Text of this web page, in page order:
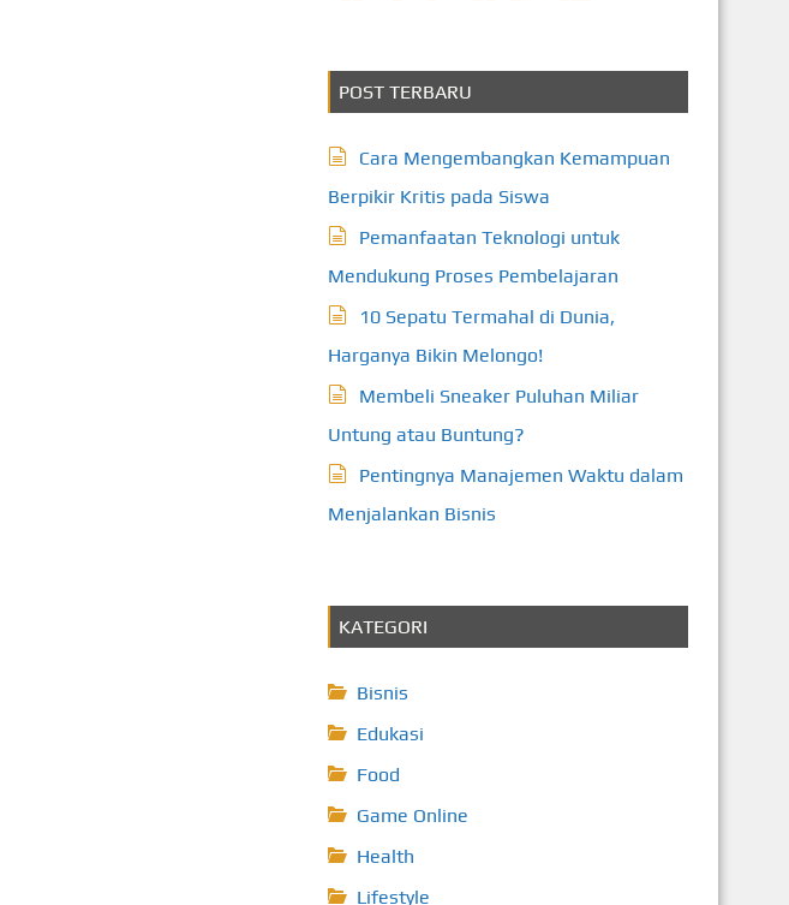
POST TERBARU
Cara Mengembangkan Kemampuan
Berpikir Kritis pada Siswa
Pemanfaatan Teknologi untuk
Mendukung Proses Pembelajaran
10 Sepatu Termahal di Dunia,
Harganya Bikin Melongo!
Membeli Sneaker Puluhan Miliar
Untung atau Buntung?
Pentingnya Manajemen Waktu dalam
Menjalankan Bisnis
KATEGORI
Bisnis
Edukasi
Food
Game Online
Health
Lifestyle